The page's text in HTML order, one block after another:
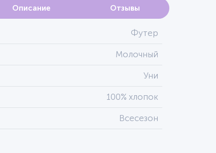
Описание Отзывы
Футер
Молочный
Уни
100% хлопок
Всесезон